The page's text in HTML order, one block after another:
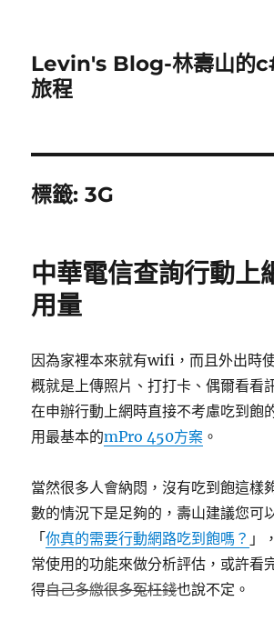
Levin's Blog-林壽山的
旅程
標籤:3G
中華電信查詢行動上
用量
因為家裡本來就有wifi，而且外出時
概就是上傳照片、打打卡、偶爾看看
在申辦行動上網時直接不考慮吃到飽
用最基本的mPro 450方案 。
當然很多人會納悶，沒有吃到飽這樣
數的情況下是足夠的，壽山建議您可
「你真的需要行動網路吃到飽嗎？ 」
常使用的功能來做分析評估，或許看
得自己多繳很多冤枉錢也說不定。